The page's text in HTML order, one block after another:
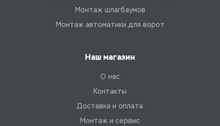
Монтаж шлагбаумов
Монтаж автоматики для ворот
Наш магазин
О нас
Контакты
Доставка и оплата
Монтаж и сервис